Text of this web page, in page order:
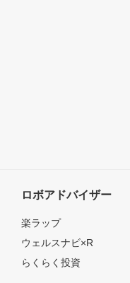
ロボアドバイザー
楽ラップ
ウェルスナビ×R
らくらく投資